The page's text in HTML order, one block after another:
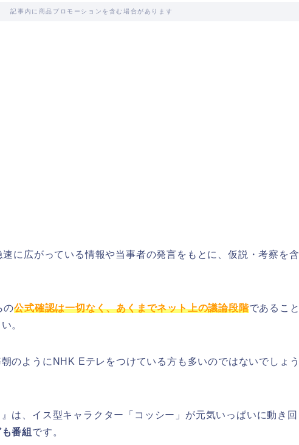
記事内に商品プロモーションを含む場合があります
に広がっている情報や当事者の発言をもとに、仮説・考察を含
の公式確認は一切なく、あくまでネット上の議論段階であること
。
のようにNHK Eテレをつけている方も多いのではないでしょう
は、イス型キャラクター「コッシー」が元気いっぱいに動き回
番組 です。